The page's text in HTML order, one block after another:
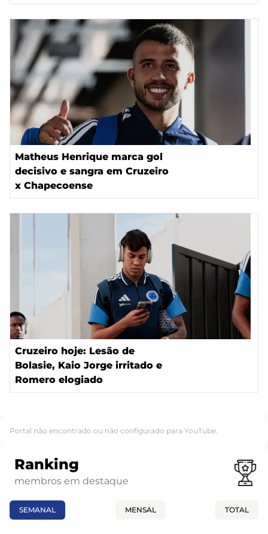
Matheus Henrique marca gol
decisivo e sangra em Cruzeiro
x Chapecoense
Cruzeiro hoje: Lesão de
Bolasie, Kaio Jorge irritado e
Romero elogiado
Portal não encontrado ou não configurado para YouTube.
Ranking
membros em destaque
SEMANAL MENSAL TOTAL